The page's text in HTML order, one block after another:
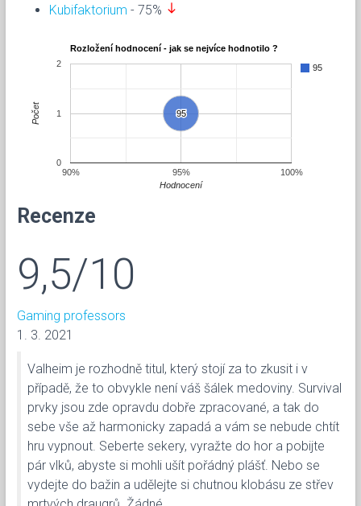
Kubifaktorium - 75% south
Rozložení hodnocení - jak se nejvíce hodnotilo ?
95
95
95
90% 95% 100%
0
1
2
Hodnocení
Počet
Recenze
9,5/10
Gaming professors
1. 3. 2021
Valheim je rozhodně titul, který stojí za to zkusit i v
případě, že to obvykle není váš šálek medoviny. Survival
prvky jsou zde opravdu dobře zpracované, a tak do
sebe vše až harmonicky zapadá a vám se nebude chtít
hru vypnout. Seberte sekery, vyražte do hor a pobijte
pár vlků, abyste si mohli ušít pořádný plášť. Nebo se
vydejte do bažin a udělejte si chutnou klobásu ze střev